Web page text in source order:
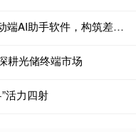
嘉汇优配交易 祥生医疗布局全球移动端AI助手软件，构筑差异化服务生态
耕光储终端市场
活力四射